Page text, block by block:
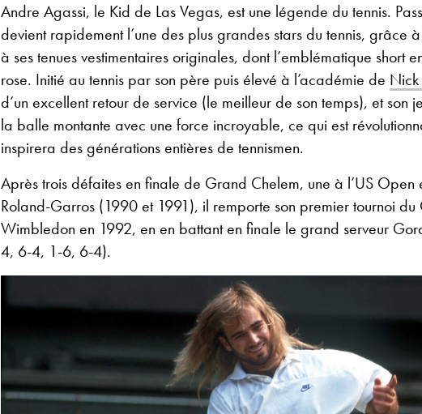
Andre Agassi, le Kid de Las Vegas, est une légende du tennis.
devient rapidement l’une des plus grandes stars du tennis, grâce
à ses tenues vestimentaires originales, dont l’emblématique short
rose. Initié au tennis par son père puis élevé à l’académie de Nick
d’un excellent retour de service (le meilleur de son temps), et son
la balle montante avec une force incroyable, ce qui est
inspirera des générations entières de tennismen.
Après trois défaites en finale de Grand Chelem, une à l’US
Roland-Garros (1990 et 1991), il remporte son premier tournoi
Wimbledon en 1992, en en battant en finale le grand serveur
4, 6-4, 1-6, 6-4).